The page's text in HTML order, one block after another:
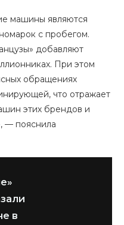
машины являются
с пробегом.
добавляют
При этом
обращениях
что отражает
этих брендов и
— пояснила
в